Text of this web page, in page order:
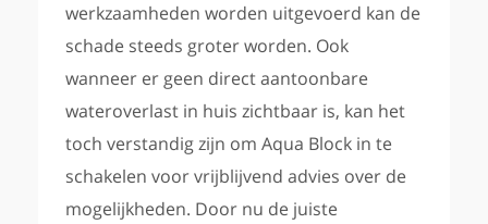
werkzaamheden worden uitgevoerd kan de
schade steeds groter worden. Ook
wanneer er geen direct aantoonbare
wateroverlast in huis zichtbaar is, kan het
toch verstandig zijn om Aqua Block in te
schakelen voor vrijblijvend advies over de
mogelijkheden. Door nu de juiste